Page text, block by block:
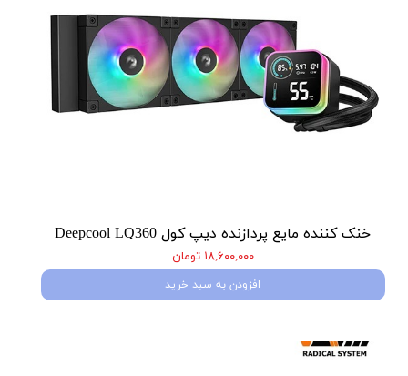
خنک کننده مایع پردازنده دیپ کول Deepcool LQ360
۱۸,۶۰۰,۰۰۰ تومان
افزودن به سبد خرید